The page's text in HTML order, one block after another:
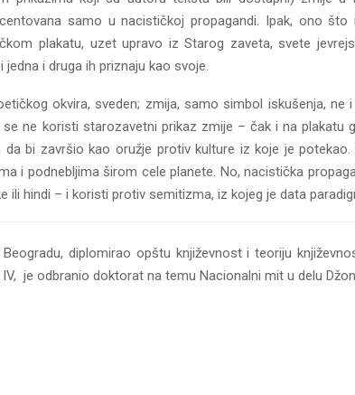
samo u nacističkoj propagandi. Ipak, ono
plakatu, uzet upravo iz Starog zaveta, svete
i druga ih priznaju kao svoje.
okvira, sveden; zmija, samo simbol iskušenja,
ne koristi starozavetni prikaz zmije – čak i na plakatu
da bi završio kao oružje protiv kulture iz koje je
i podnebljima širom cele planete. No, nacistička
ili hindi – i koristi protiv semitizma, iz kojeg je data
diplomirao opštu književnost i teoriju
je odbranio doktorat na temu Nacionalni mit u delu